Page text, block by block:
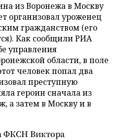
из Воронежа в Москву
организовал уроженец
гражданством (его
Как сообщили РИА
управления
области, в поле
человек попал два
преступную
героин сначала из
а затем в Москву и в
ФКСН Виктора